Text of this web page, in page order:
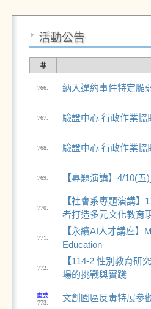
活動公告
＃
766. 納入違約事件特定脆
767. 驗證中心 行政作業協
768. 驗證中心 行政作業協
769. 【專題演講】4/10(
770.
【社會系專題演講
者打造多元文化教育
771.
【永續AI人才講座】
Education
772.
【114-2 性別教育研
場的挑戰與實踐
重要
773.
文創園區反毒特展參